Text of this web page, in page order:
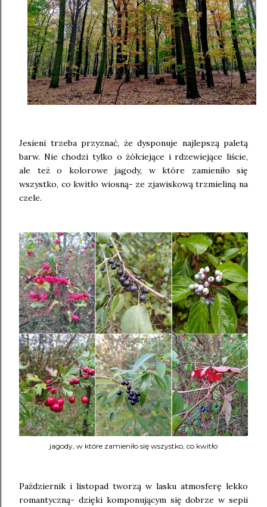
Jesieni trzeba przyznać, że dysponuje najlepszą paletą
barw. Nie chodzi tylko o żółciejące i rdzewiejące liście,
ale też o kolorowe jagody, w które zamieniło się
wszystko, co kwitło wiosną- ze zjawiskową trzmieliną na
czele.
jagody, w które zamieniło się wszystko, co kwitło
Październik i listopad tworzą w lasku atmosferę lekko
romantyczną- dzięki komponującym się dobrze w sepii